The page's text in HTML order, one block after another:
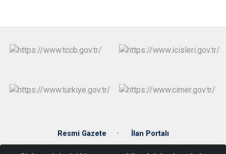
Resmi Gazete İlan Portalı